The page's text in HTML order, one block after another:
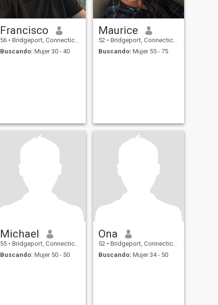
Francisco
56 • Bridgeport, Connecticut, Estados Unidos
Buscando: Mujer 30 - 40
Maurice
52 • Bridgeport, Connecticut, Estados Unidos
Buscando: Mujer 55 - 75
Michael
55 • Bridgeport, Connecticut, Estados Unidos
Buscando: Mujer 50 - 50
Ona
52 • Bridgeport, Connecticut, Estados Unidos
Buscando: Mujer 34 - 50